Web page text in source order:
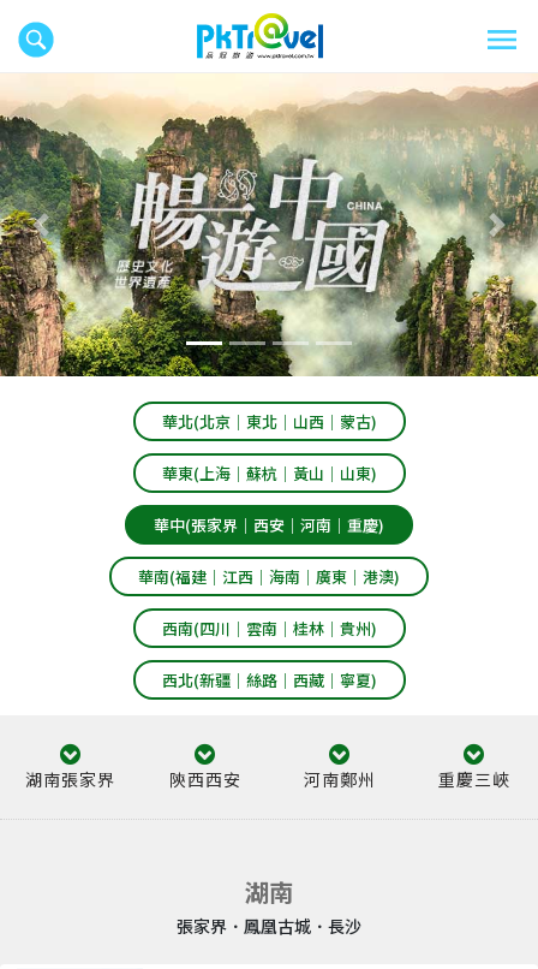
往前 往後
華北(北京｜東北｜山西｜蒙古)
華東(上海｜蘇杭｜黃山｜山東)
華中(張家界｜西安｜河南｜重慶)
華南(福建｜江西｜海南｜廣東｜港澳)
西南(四川｜雲南｜桂林｜貴州)
西北(新疆｜絲路｜西藏｜寧夏)
湖南張家界 陝西西安 河南鄭州 重慶三峽
湖南
張家界．鳳凰古城．長沙